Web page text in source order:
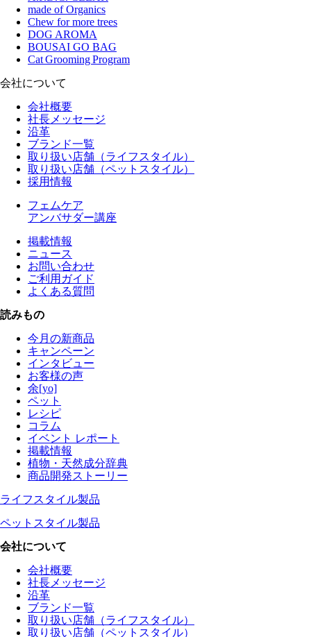
made of Organics
Chew for more trees
DOG AROMA
BOUSAI GO BAG
Cat Grooming Program
会社について
会社概要
社長メッセージ
沿革
ブランド一覧
取り扱い店舗（ライフスタイル）
取り扱い店舗（ペットスタイル）
採用情報
フェムケア
アンバサダー講座
掲載情報
ニュース
お問い合わせ
ご利用ガイド
よくある質問
読みもの
今月の新商品
キャンペーン
インタビュー
お客様の声
余[yo]
ペット
レシピ
コラム
イベント レポート
掲載情報
植物・天然成分辞典
商品開発ストーリー
ライフスタイル製品
ペットスタイル製品
会社について
会社概要
社長メッセージ
沿革
ブランド一覧
取り扱い店舗（ライフスタイル）
取り扱い店舗（ペットスタイル）